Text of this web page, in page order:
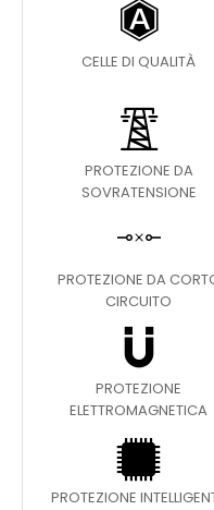
CELLE DI QUALITÀ
PROTEZIONE DA
SOVRATENSIONE
PROTEZIONE DA
CIRCUITO
PROTEZIONE
ELETTROMAGNETICA
PROTEZIONE